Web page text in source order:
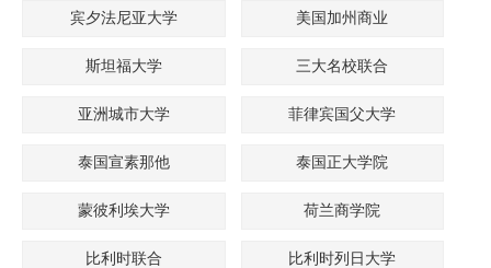
宾夕法尼亚大学 美国加州商业
斯坦福大学 三大名校联合
亚洲城市大学 菲律宾国父大学
泰国宣素那他 泰国正大学院
蒙彼利埃大学 荷兰商学院
比利时联合 比利时列日大学